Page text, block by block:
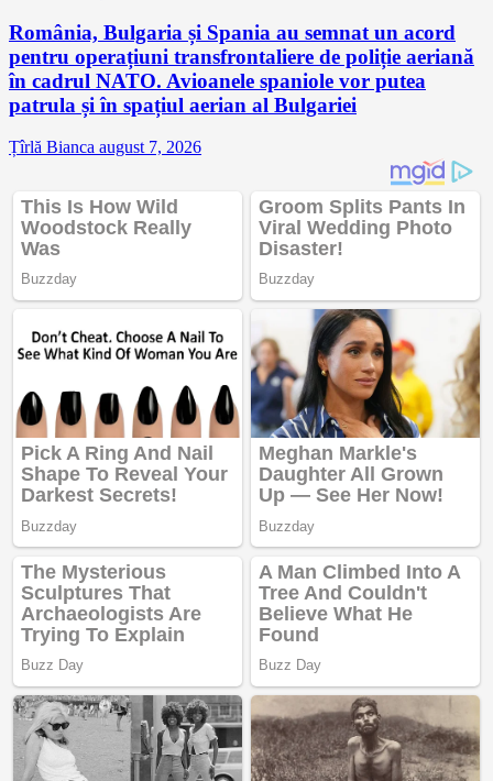
România, Bulgaria și Spania au semnat un acord
pentru operațiuni transfrontaliere de poliție aeriană
în cadrul NATO. Avioanele spaniole vor putea
patrula și în spațiul aerian al Bulgariei
Țîrlă Bianca august 7, 2026